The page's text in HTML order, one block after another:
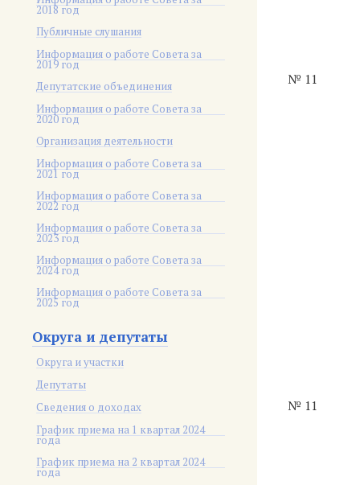
2018 год
Публичные слушания
Информация о работе Совета за
2019 год
Депутатские объединения
Информация о работе Совета за
2020 год
Организация деятельности
Информация о работе Совета за
2021 год
Информация о работе Совета за
2022 год
Информация о работе Совета за
2023 год
Информация о работе Совета за
2024 год
Информация о работе Совета за
2025 год
Округа и депутаты
Округа и участки
Депутаты
Сведения о доходах
График приема на 1 квартал 2024
года
График приема на 2 квартал 2024
года
№ 11
№ 11